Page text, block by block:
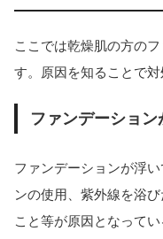
ここでは乾燥肌の方の
す。原因を知ることで対
ファンデーション
ファンデーションが浮
ンの使用、紫外線を浴
こと等が原因となって